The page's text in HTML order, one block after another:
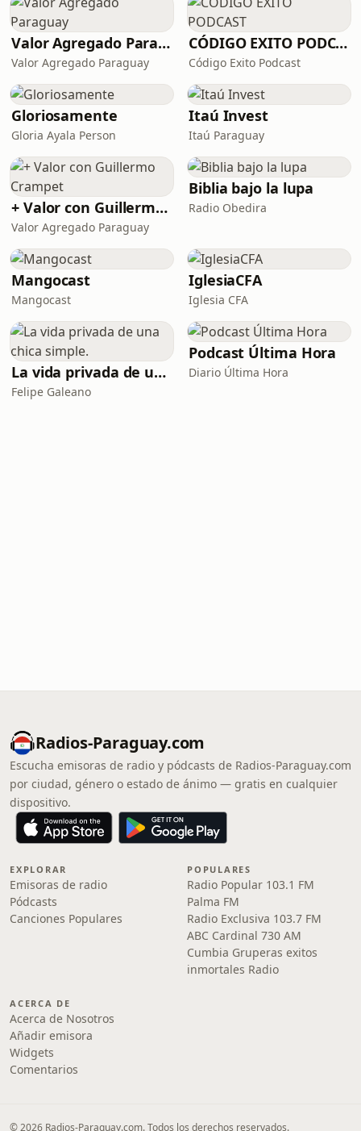
Valor Agregado Paraguay
Valor Agregado Paraguay
CÓDIGO EXITO PODCAST
Código Exito Podcast
Gloriosamente
Gloria Ayala Person
Itaú Invest
Itaú Paraguay
+ Valor con Guillermo Crampet
Valor Agregado Paraguay
Biblia bajo la lupa
Radio Obedira
Mangocast
Mangocast
IglesiaCFA
Iglesia CFA
La vida privada de una chica simple.
Felipe Galeano
Podcast Última Hora
Diario Última Hora
Radios-Paraguay.com
Escucha emisoras de radio y pódcasts de Radios-Paraguay.com
por ciudad, género o estado de ánimo — gratis en cualquier
dispositivo.
EXPLORAR
Emisoras de radio
Pódcasts
Canciones Populares
POPULARES
Radio Popular 103.1 FM
Palma FM
Radio Exclusiva 103.7 FM
ABC Cardinal 730 AM
Cumbia Gruperas exitos
inmortales Radio
ACERCA DE
Acerca de Nosotros
Añadir emisora
Widgets
Comentarios
© 2026 Radios-Paraguay.com. Todos los derechos reservados.